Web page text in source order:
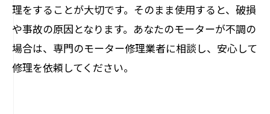
理をすることが大切です。そのまま使用すると、破損
や事故の原因となります。あなたのモーターが不調の
場合は、専門のモーター修理業者に相談し、安心して
修理を依頼してください。